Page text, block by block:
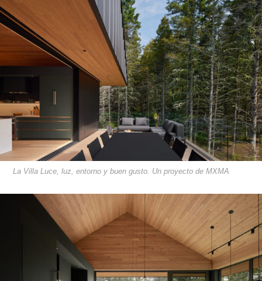
La Villa Luce, luz, entorno y buen gusto. Un proyecto de MXMA